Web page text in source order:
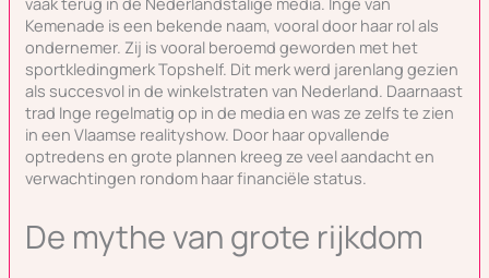
Kemenade is een bekende naam, vooral door haar rol als
ondernemer. Zij is vooral beroemd geworden met het
sportkledingmerk Topshelf. Dit merk werd jarenlang gezien
als succesvol in de winkelstraten van Nederland. Daarnaast
trad Inge regelmatig op in de media en was ze zelfs te zien
in een Vlaamse realityshow. Door haar opvallende
optredens en grote plannen kreeg ze veel aandacht en
verwachtingen rondom haar financiële status.
De mythe van grote rijkdom